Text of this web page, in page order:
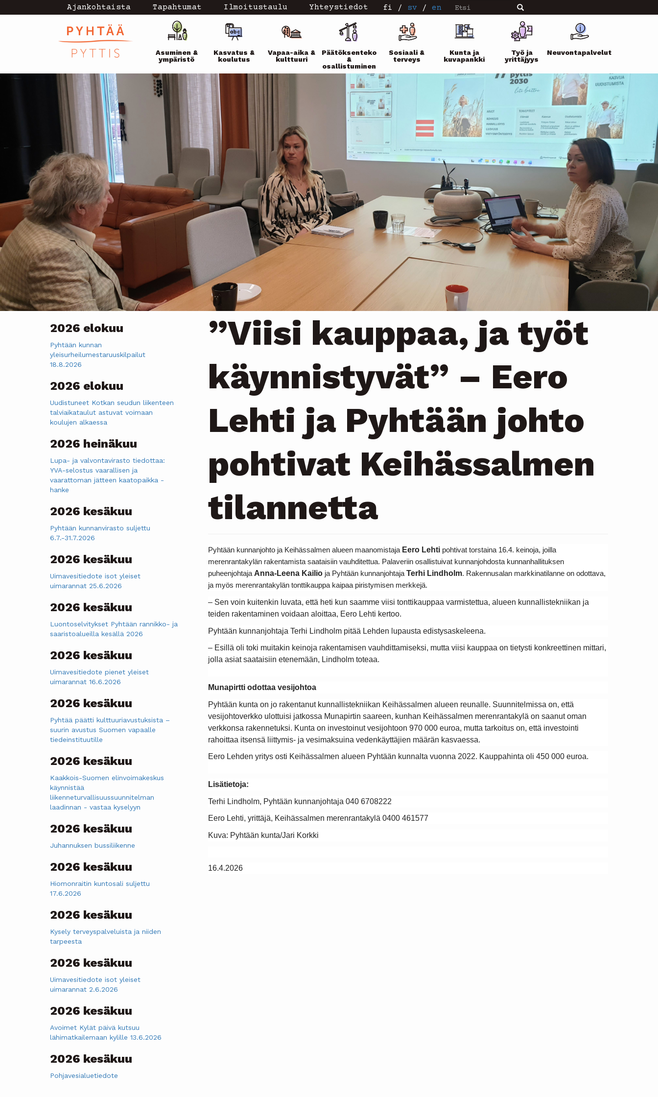
pääsisältöön
Topmenu
-
current
Ajankohtaista Tapahtumat Ilmoitustaulu Yhteystiedot fi / sv / en Etsi Etsi
Päävalikko
Asuminen &
ympäristö
Kasvatus &
koulutus
Vapaa-aika &
kulttuuri
Päätöksenteko
&
osallistuminen
Sosiaali &
terveys
Kunta ja
kuvapankki
Työ ja
yrittäjyys
Neuvontapalvelut
2026 elokuu
Pyhtään kunnan
yleisurheilumestaruuskilpailut
18.8.2026
2026 elokuu
Uudistuneet Kotkan seudun liikenteen
talviaikataulut astuvat voimaan
koulujen alkaessa
2026 heinäkuu
Lupa- ja valvontavirasto tiedottaa:
YVA-selostus vaarallisen ja
vaarattoman jätteen kaatopaikka -
hanke
2026 kesäkuu
Pyhtään kunnanvirasto suljettu
6.7.-31.7.2026
2026 kesäkuu
Uimavesitiedote isot yleiset
uimarannat 25.6.2026
2026 kesäkuu
Luontoselvitykset Pyhtään rannikko- ja
saaristoalueilla kesällä 2026
2026 kesäkuu
Uimavesitiedote pienet yleiset
uimarannat 16.6.2026
2026 kesäkuu
Pyhtää päätti kulttuuriavustuksista –
suurin avustus Suomen vapaalle
tiedeinstituutille
2026 kesäkuu
Kaakkois-Suomen elinvoimakeskus
käynnistää
liikenneturvallisuussuunnitelman
laadinnan - vastaa kyselyyn
2026 kesäkuu
Juhannuksen bussiliikenne
2026 kesäkuu
Hiomonraitin kuntosali suljettu
17.6.2026
2026 kesäkuu
Kysely terveyspalveluista ja niiden
tarpeesta
2026 kesäkuu
Uimavesitiedote isot yleiset
uimarannat 2.6.2026
2026 kesäkuu
Avoimet Kylät päivä kutsuu
lähimatkailemaan kylille 13.6.2026
2026 kesäkuu
Pohjavesialuetiedote
”Viisi kauppaa, ja työt
käynnistyvät” – Eero
Lehti ja Pyhtään johto
pohtivat Keihässalmen
tilannetta
Pyhtään kunnanjohto ja Keihässalmen alueen maanomistaja Eero Lehti pohtivat torstaina 16.4. keinoja, joilla
merenrantakylän rakentamista saataisiin vauhditettua. Palaveriin osallistuivat kunnanjohdosta kunnanhallituksen
puheenjohtaja Anna-Leena Kailio ja Pyhtään kunnanjohtaja Terhi Lindholm. Rakennusalan markkinatilanne on odottava,
ja myös merenrantakylän tonttikauppa kaipaa piristymisen merkkejä.
– Sen voin kuitenkin luvata, että heti kun saamme viisi tonttikauppaa varmistettua, alueen kunnallistekniikan ja
teiden rakentaminen voidaan aloittaa, Eero Lehti kertoo.
Pyhtään kunnanjohtaja Terhi Lindholm pitää Lehden lupausta edistysaskeleena.
– Esillä oli toki muitakin keinoja rakentamisen vauhdittamiseksi, mutta viisi kauppaa on tietysti konkreettinen mittari,
jolla asiat saataisiin etenemään, Lindholm toteaa.
Munapirtti odottaa vesijohtoa
Pyhtään kunta on jo rakentanut kunnallistekniikan Keihässalmen alueen reunalle. Suunnitelmissa on, että
vesijohtoverkko ulottuisi jatkossa Munapirtin saareen, kunhan Keihässalmen merenrantakylä on saanut oman
verkkonsa rakennetuksi. Kunta on investoinut vesijohtoon 970 000 euroa, mutta tarkoitus on, että investointi
rahoittaa itsensä liittymis- ja vesimaksuina vedenkäyttäjien määrän kasvaessa.
Eero Lehden yritys osti Keihässalmen alueen Pyhtään kunnalta vuonna 2022. Kauppahinta oli 450 000 euroa.
Lisätietoja:
Terhi Lindholm, Pyhtään kunnanjohtaja 040 6708222
Eero Lehti, yrittäjä, Keihässalmen merenrantakylä 0400 461577
Kuva: Pyhtään kunta/Jari Korkki
16.4.2026